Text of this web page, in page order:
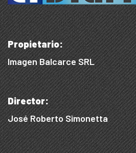
Propietario:
Imagen Balcarce SRL
Director:
José Roberto Simonetta